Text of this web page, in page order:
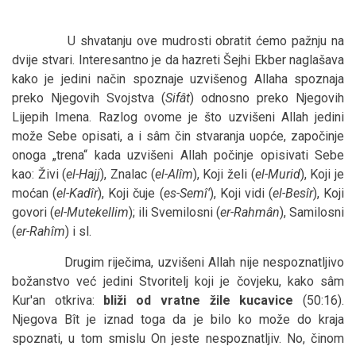
U shvatanju ove mudrosti obratit ćemo pažnju na
dvije stvari. Interesantno je da hazreti Šejhi Ekber naglašava
kako je jedini način spoznaje uzvišenog Allaha spoznaja
preko Njegovih Svojstva (Sifât) odnosno preko Njegovih
Lijepih Imena. Razlog ovome je što uzvišeni Allah jedini
može Sebe opisati, a i sâm čin stvaranja uopće, započinje
onoga „trena“ kada uzvišeni Allah počinje opisivati Sebe
kao: Živi (el-Hajj), Znalac (el-Alîm), Koji želi (el-Murid), Koji je
moćan (el-Kadîr), Koji čuje (es-Semî'), Koji vidi (el-Besîr), Koji
govori (el-Mutekellim); ili Svemilosni (er-Rahmân), Samilosni
(er-Rahîm) i sl.
Drugim riječima, uzvišeni Allah nije nespoznatljivo
božanstvo već jedini Stvoritelj koji je čovjeku, kako sâm
Kur'an otkriva: bliži od vratne žile kucavice (50:16).
Njegova Bît je iznad toga da je bilo ko može do kraja
spoznati, u tom smislu On jeste nespoznatljiv. No, činom